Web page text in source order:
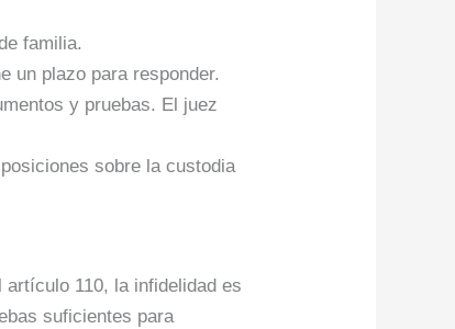
familia.
un plazo para responder.
y pruebas. El juez
sobre la custodia
artículo 110, la infidelidad es
suficientes para